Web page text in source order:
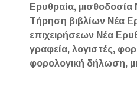
Ερυθραία, μισθοδοσία
Τήρηση βιβλίων Νέα
επιχειρήσεων Νέα
γραφεία, λογιστές,
φορολογική δήλωση,